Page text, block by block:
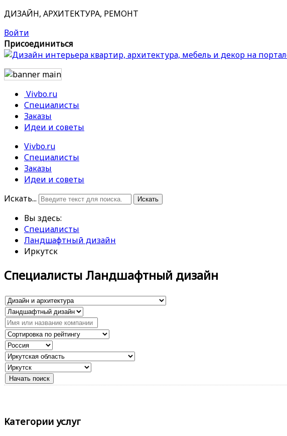
ДИЗАЙН, АРХИТЕКТУРА, РЕМОНТ
Войти
Присоединиться
Vivbo.ru
Специалисты
Заказы
Идеи и советы
Vivbo.ru
Специалисты
Заказы
Идеи и советы
Искать...
Искать
Вы здесь:
Специалисты
Ландшафтный дизайн
Иркутск
Специалисты Ландшафтный дизайн
Категории услуг